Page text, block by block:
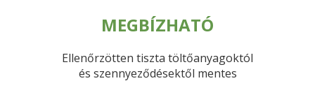
MEGBÍZHATÓ
Ellenőrzötten tiszta töltőanyagoktól
és szennyeződésektől mentes